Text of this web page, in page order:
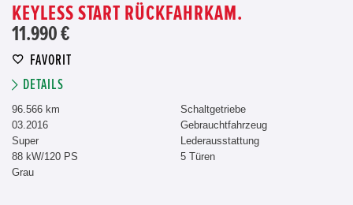
KEYLESS START RÜCKFAHRKAM.
11.990 €
FAVORIT
DETAILS
96.566 km
03.2016
Super
88 kW/120 PS
Grau
Schaltgetriebe
Gebrauchtfahrzeug
Lederausstattung
5 Türen